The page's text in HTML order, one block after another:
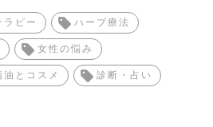
ラピー ハーブ療法
女性の悩み
油とコスメ 診断・占い